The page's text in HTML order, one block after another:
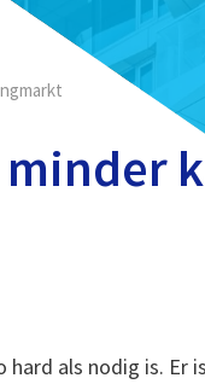
als nodig is. Er